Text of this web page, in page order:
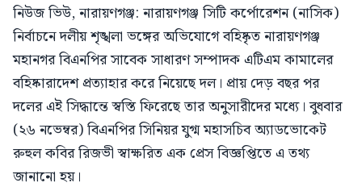
নিউজ ভিউ, নারায়ণগঞ্জ: নারায়ণগঞ্জ সিটি কর্পোরেশন (নাসিক)
নির্বাচনে দলীয় শৃঙ্খলা ভঙ্গের অভিযোগে বহিষ্কৃত নারায়ণগঞ্জ
মহানগর বিএনপির সাবেক সাধারণ সম্পাদক এটিএম কামালের
বহিষ্কারাদেশ প্রত্যাহার করে নিয়েছে দল। প্রায় দেড় বছর পর
দলের এই সিদ্ধান্তে স্বস্তি ফিরেছে তার অনুসারীদের মধ্যে। বুধবার
(২৬ নভেম্বর) বিএনপির সিনিয়র যুগ্ম মহাসচিব অ্যাডভোকেট
রুহুল কবির রিজভী স্বাক্ষরিত এক প্রেস বিজ্ঞপ্তিতে এ তথ্য
জানানো হয়।